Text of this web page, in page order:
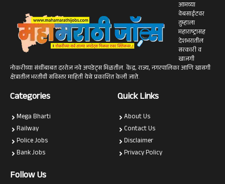
आमच्या
वेबसाईटवर
तुम्हाला
महाराष्ट्रासह
देशभरातील
सरकारी व
खाजगी
नोकरीच्या संधींबाबत दररोज नवे अपडेट्स मिळतील. केंद्र, राज्य, नगरपालिका आणि खासगी
क्षेत्रातील भरतीची सविस्तर माहिती येथे प्रकाशित केली जाते.
Categories
Mega Bharti
Railway
Police Jobs
Bank Jobs
Quick Links
About Us
Contact Us
Disclaimer
Privacy Policy
Follow Us